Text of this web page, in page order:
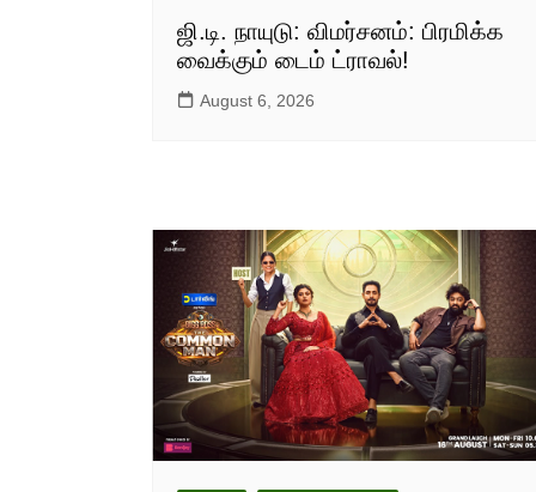
ஜி.டி. நாயுடு: விமர்சனம்: பிரமிக்க
வைக்கும் டைம் ட்ராவல்!
August 6, 2026